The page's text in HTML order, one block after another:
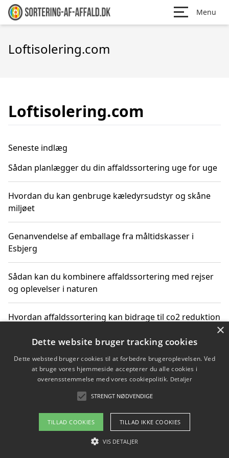
Menu
Loftisolering.com
Loftisolering.com
Seneste indlæg
Sådan planlægger du din affaldssortering uge for uge
Hvordan du kan genbruge kæledyrsudstyr og skåne
miljøet
Genanvendelse af emballage fra måltidskasser i
Esbjerg
Sådan kan du kombinere affaldssortering med rejser
og oplevelser i naturen
Hvordan affaldssortering kan bidrage til co2 reduktion
Copyright 2026 - Pilanto Aps
Om / kontakt
Blog Betingelser
×
Dette website bruger tracking cookies
Dette websted bruger cookies til at forbedre brugeroplevelsen. Ved
at bruge vores hjemmeside accepterer du alle cookies i
overensstemmelse med vores cookiepolitik. Detaljer
STRENGT NØDVENDIGE
TILLAD COOKIES TILLAD IKKE COOKIES
VIS DETALJER